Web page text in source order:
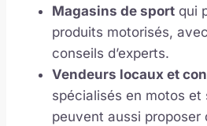
Magasins de sport qui
produits motorisés,
conseils d’experts.
Vendeurs locaux et
spécialisés en motos et
peuvent aussi